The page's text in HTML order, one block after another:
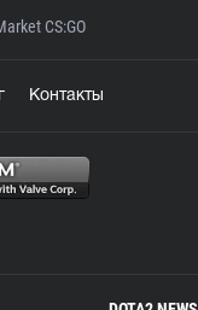
CS:GO
Контакты